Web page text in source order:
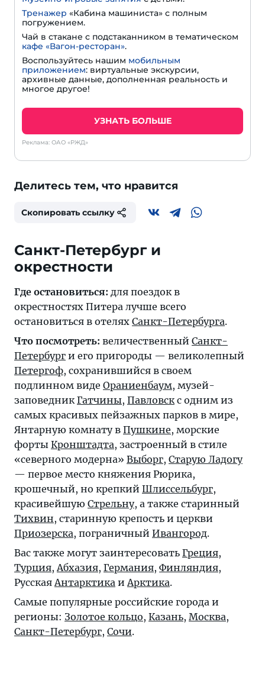
Тренажер «Кабина машиниста» с полным
погружением.
Чай в стакане с подстаканником в тематическом
кафе «Вагон-ресторан».
Воспользуйтесь нашим мобильным
приложением: виртуальные экскурсии,
архивные данные, дополненная реальность и
многое другое!
УЗНАТЬ БОЛЬШЕ
Реклама: ОАО «РЖД»
Делитесь тем, что нравится
Скопировать ссылку
Санкт-Петербург и
окрестности
Где остановиться: для поездок в
окрестностях Питера лучше всего
остановиться в отелях Санкт-Петербурга.
Что посмотреть: величественный Санкт-
Петербург и его пригороды — великолепный
Петергоф, сохранившийся в своем
подлинном виде Ораниенбаум, музей-
заповедник Гатчины, Павловск с одним из
самых красивых пейзажных парков в мире,
Янтарную комнату в Пушкине, морские
форты Кронштадта, застроенный в стиле
«северного модерна» Выборг, Старую Ладогу
— первое место княжения Рюрика,
крошечный, но крепкий Шлиссельбург,
красивейшую Стрельну, а также старинный
Тихвин, старинную крепость и церкви
Приозерска, пограничный Ивангород.
Вас также могут заинтересовать Греция,
Турция, Абхазия, Германия, Финляндия,
Русская Антарктика и Арктика.
Самые популярные российские города и
регионы: Золотое кольцо, Казань, Москва,
Санкт-Петербург, Сочи.